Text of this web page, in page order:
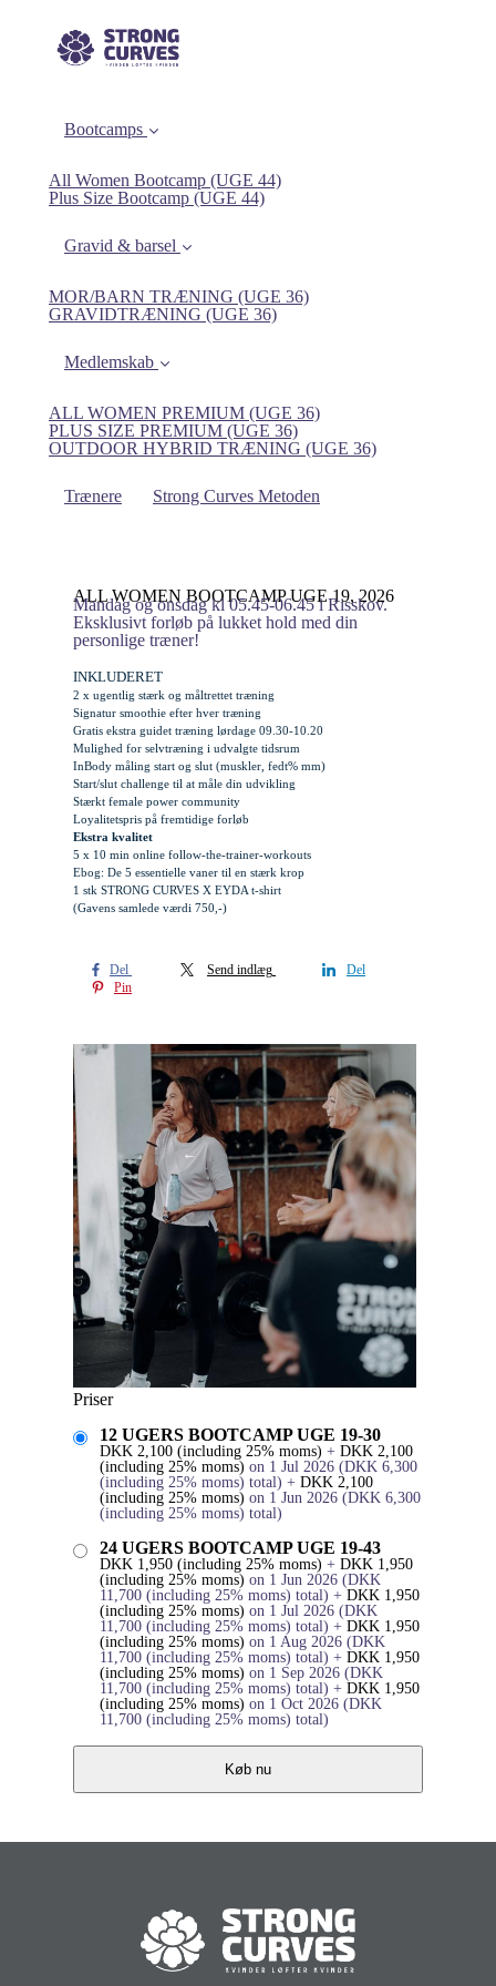
Bootcamps
All Women Bootcamp (UGE 44)
Plus Size Bootcamp (UGE 44)
Gravid & barsel
MOR/BARN TRÆNING (UGE 36)
GRAVIDTRÆNING (UGE 36)
Medlemskab
ALL WOMEN PREMIUM (UGE 36)
PLUS SIZE PREMIUM (UGE 36)
OUTDOOR HYBRID TRÆNING (UGE 36)
Trænere Strong Curves Metoden
ALL WOMEN BOOTCAMP UGE 19, 2026
Mandag og onsdag kl 05.45-06.45 i Risskov.
Eksklusivt forløb på lukket hold med din
personlige træner!
INKLUDERET
2 x ugentlig stærk og måltrettet træning
Signatur smoothie efter hver træning
Gratis ekstra guidet træning lørdage 09.30-10.20
Mulighed for selvtræning i udvalgte tidsrum
InBody måling start og slut (muskler, fedt% mm)
Start/slut challenge til at måle din udvikling
Stærkt female power community
Loyalitetspris på fremtidige forløb
Ekstra kvalitet
5 x 10 min online follow-the-trainer-workouts
Ebog: De 5 essentielle vaner til en stærk krop
1 stk STRONG CURVES X EYDA t-shirt
(Gavens samlede værdi 750,-)
Del Send indlæg
Del
Pin
Priser
12 UGERS BOOTCAMP UGE 19-30
DKK 2,100 (including 25% moms) + DKK 2,100
(including 25% moms) on 1 Jul 2026 (DKK 6,300
(including 25% moms) total) + DKK 2,100
(including 25% moms) on 1 Jun 2026 (DKK 6,300
(including 25% moms) total)
24 UGERS BOOTCAMP UGE 19-43
DKK 1,950 (including 25% moms) + DKK 1,950
(including 25% moms) on 1 Jun 2026 (DKK
11,700 (including 25% moms) total) + DKK 1,950
(including 25% moms) on 1 Jul 2026 (DKK
11,700 (including 25% moms) total) + DKK 1,950
(including 25% moms) on 1 Aug 2026 (DKK
11,700 (including 25% moms) total) + DKK 1,950
(including 25% moms) on 1 Sep 2026 (DKK
11,700 (including 25% moms) total) + DKK 1,950
(including 25% moms) on 1 Oct 2026 (DKK
11,700 (including 25% moms) total)
Køb nu